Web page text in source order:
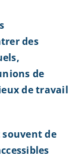
des
de
de travail
de